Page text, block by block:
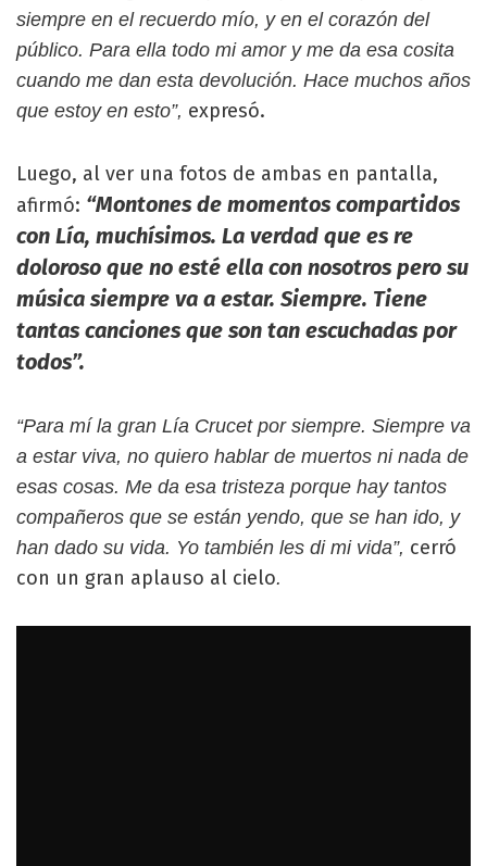
siempre en el recuerdo mío, y en el corazón del
público. Para ella todo mi amor y me da esa cosita
cuando me dan esta devolución. Hace muchos años
que estoy en esto”, expresó.
Luego, al ver una fotos de ambas en pantalla,
afirmó: “Montones de momentos compartidos
con Lía, muchísimos. La verdad que es re
doloroso que no esté ella con nosotros pero su
música siempre va a estar. Siempre. Tiene
tantas canciones que son tan escuchadas por
todos”.
“Para mí la gran Lía Crucet por siempre. Siempre va
a estar viva, no quiero hablar de muertos ni nada de
esas cosas. Me da esa tristeza porque hay tantos
compañeros que se están yendo, que se han ido, y
han dado su vida. Yo también les di mi vida”, cerró
con un gran aplauso al cielo.